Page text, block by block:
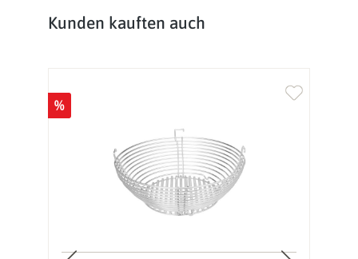
Produktgalerie überspringen
Kunden kauften auch
%